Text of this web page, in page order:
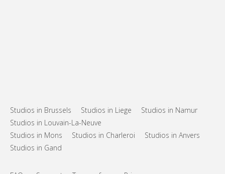
Studios in Brussels Studios in Liege
Studios in Namur
Studios in Louvain-La-Neuve
Studios in Mons
Studios in Charleroi
Studios in Anvers
Studios in Gand